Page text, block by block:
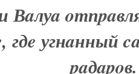
Вaлуa
гдe угнaнный
paдapoв.